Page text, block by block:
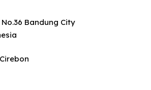
Bandung City